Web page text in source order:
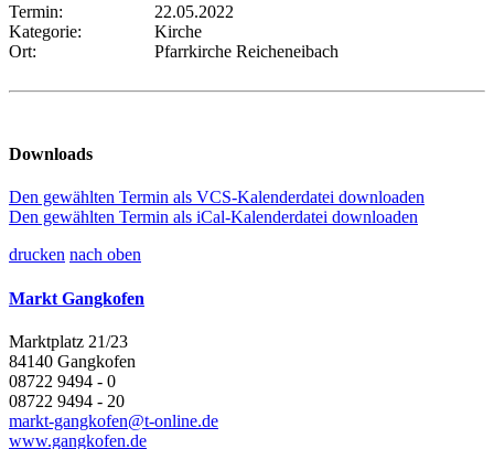
Termin:
22.05.2022
Kategorie:
Kirche
Ort:
Pfarrkirche Reicheneibach
Downloads
Den gewählten Termin als VCS-Kalenderdatei downloaden
Den gewählten Termin als iCal-Kalenderdatei downloaden
drucken nach oben
Markt Gangkofen
Marktplatz 21/23
84140 Gangkofen
08722 9494 - 0
08722 9494 - 20
markt-gangkofen@t-online.de
www.gangkofen.de